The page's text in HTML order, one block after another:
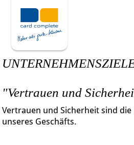
Stellenangebote
Unternehmensziele
Wie bewerbe ich mich
"Vertrauen und
Vertrauen und Sicherheit sind die
unseres Geschäfts.